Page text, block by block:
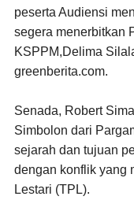
peserta Audiensi
segera menerbitkan
KSPPM,Delima
greenberita.com.
Senada, Robert
Simbolon dari
sejarah dan tujuan
dengan konflik yang
Lestari (TPL).